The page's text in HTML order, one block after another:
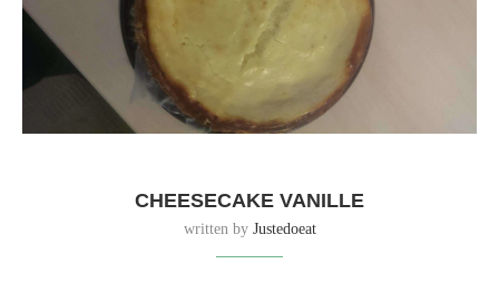
CHEESECAKE VANILLE
written by Justedoeat